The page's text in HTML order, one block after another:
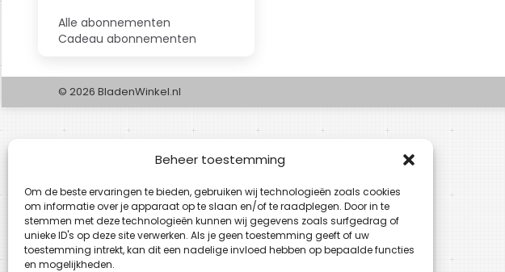
Beheer toestemming
Om de beste ervaringen te bieden, gebruiken wij technologieën zoals cookies
om informatie over je apparaat op te slaan en/of te raadplegen. Door in te
stemmen met deze technologieën kunnen wij gegevens zoals surfgedrag of
unieke ID's op deze site verwerken. Als je geen toestemming geeft of uw
toestemming intrekt, kan dit een nadelige invloed hebben op bepaalde functies
en mogelijkheden.
Alle abonnementen
Cadeau abonnementen
© 2026 BladenWinkel.nl